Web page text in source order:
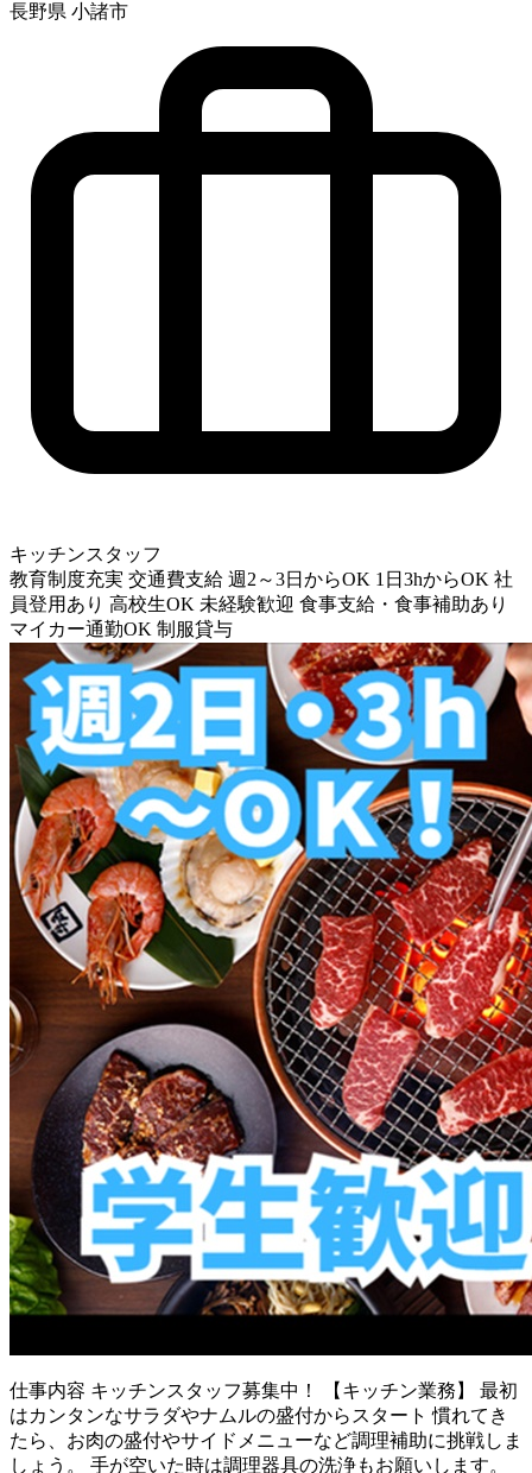
長野県 小諸市
キッチンスタッフ
教育制度充実 交通費支給 週2～3日からOK 1日3hからOK 社
員登用あり 高校生OK 未経験歓迎 食事支給・食事補助あり
マイカー通勤OK 制服貸与
仕事内容 キッチンスタッフ募集中！ 【キッチン業務】 最初
はカンタンなサラダやナムルの盛付からスタート 慣れてき
たら、お肉の盛付やサイドメニューなど調理補助に挑戦しま
しょう。 手が空いた時は調理器具の洗浄もお願いします。